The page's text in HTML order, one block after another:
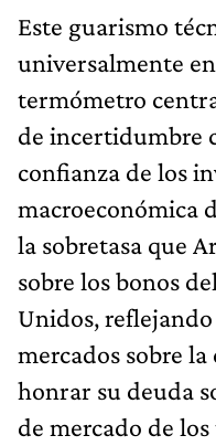
Este guarismo
universalmente
termómetro
de incertidumbre
confianza de los
macroeconómica
la sobretasa que
sobre los bonos
Unidos,
mercados sobre
honrar su deuda
de mercado de